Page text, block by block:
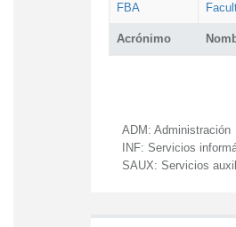
Acrónimo
FBA
ADM: Administración
INF: Servicios
SAUX: Servicios